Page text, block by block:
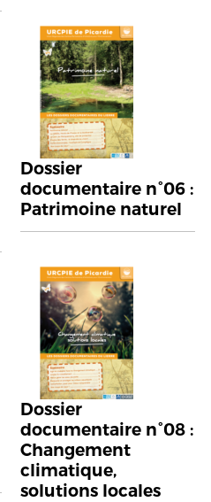
Dossier
documentaire n°06 :
Patrimoine naturel
Dossier
documentaire n°08 :
Changement
climatique,
solutions locales